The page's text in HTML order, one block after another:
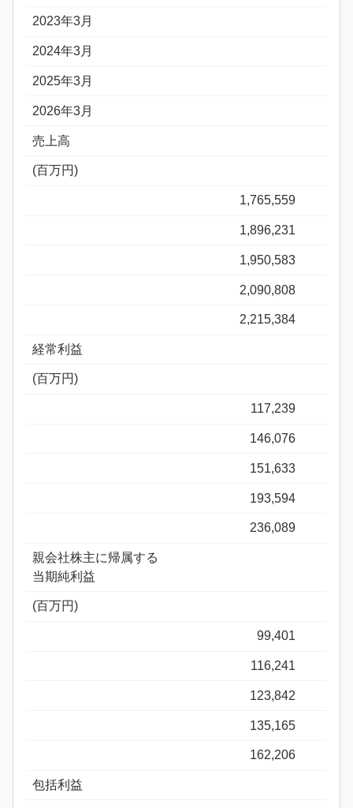
2023年3月
2024年3月
2025年3月
2026年3月
売上高
(百万円)
1,765,559
1,896,231
1,950,583
2,090,808
2,215,384
経常利益
(百万円)
117,239
146,076
151,633
193,594
236,089
親会社株主に帰属する
当期純利益
(百万円)
99,401
116,241
123,842
135,165
162,206
包括利益